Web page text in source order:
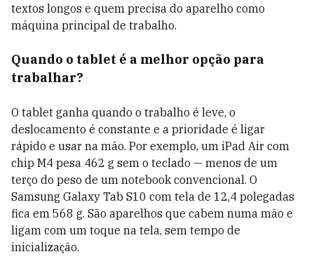
textos longos e quem precisa do aparelho como
máquina principal de trabalho.
Quando o tablet é a melhor opção para
trabalhar?
O tablet ganha quando o trabalho é leve, o
deslocamento é constante e a prioridade é ligar
rápido e usar na mão. Por exemplo, um iPad Air com
chip M4 pesa 462 g sem o teclado — menos de um
terço do peso de um notebook convencional. O
Samsung Galaxy Tab S10 com tela de 12,4 polegadas
fica em 568 g. São aparelhos que cabem numa mão e
ligam com um toque na tela, sem tempo de
inicialização.